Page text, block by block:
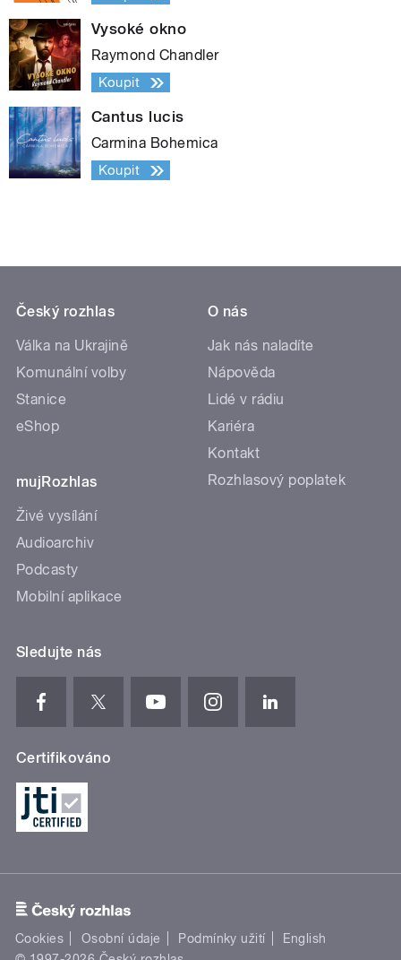
Vysoké okno
Raymond Chandler
Koupit
Cantus lucis
Carmina Bohemica
Koupit
Český rozhlas
Válka na Ukrajině
Komunální volby
Stanice
eShop
mujRozhlas
Živé vysílání
Audioarchiv
Podcasty
Mobilní aplikace
O nás
Jak nás naladíte
Nápověda
Lidé v rádiu
Kariéra
Kontakt
Rozhlasový poplatek
Sledujte nás
Certifikováno
Cookies Osobní údaje Podmínky užití
English